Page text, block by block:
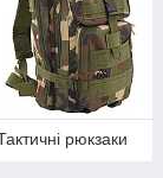
рюкзаки